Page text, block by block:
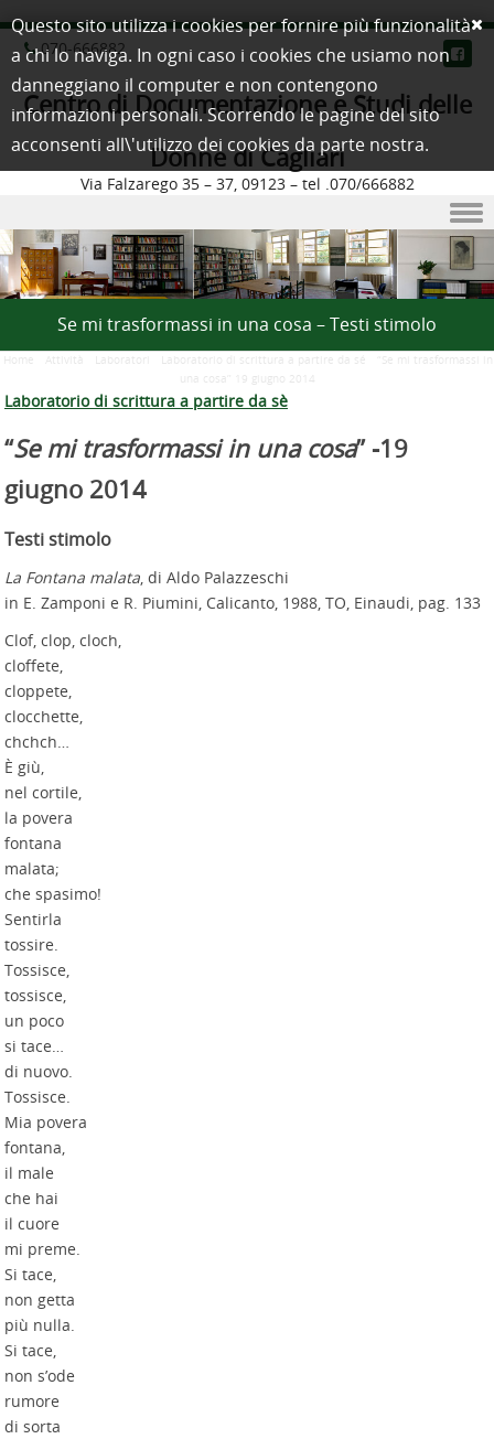
070-666882
Centro di Documentazione e Studi delle
Donne di Cagliari
Via Falzarego 35 – 37, 09123 – tel .070/666882
Skip to content
Se mi trasformassi in una cosa – Testi stimolo
Home Attività Laboratori Laboratorio di scrittura a partire da sé
“Se mi trasformassi in
una cosa” 19 giugno 2014
Laboratorio di scrittura a partire da sè
“Se mi trasformassi in una cosa” -19
giugno 2014
Testi stimolo
La Fontana malata, di Aldo Palazzeschi
in E. Zamponi e R. Piumini, Calicanto, 1988, TO, Einaudi, pag. 133
Clof, clop, cloch,
cloffete,
cloppete,
clocchette,
chchch…
È giù,
nel cortile,
la povera
fontana
malata;
che spasimo!
Sentirla
tossire.
Tossisce,
tossisce,
un poco
si tace…
di nuovo.
Tossisce.
Mia povera
fontana,
il male
che hai
il cuore
mi preme.
Si tace,
non getta
più nulla.
Si tace,
non s’ode
rumore
di sorta
Questo sito utilizza i cookies per fornire più funzionalità
a chi lo naviga. In ogni caso i cookies che usiamo non
danneggiano il computer e non contengono
informazioni personali. Scorrendo le pagine del sito
acconsenti all\'utilizzo dei cookies da parte nostra.